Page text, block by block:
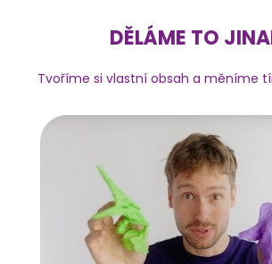
DĚLÁME TO
Tvoříme si vlastní obsah a měníme